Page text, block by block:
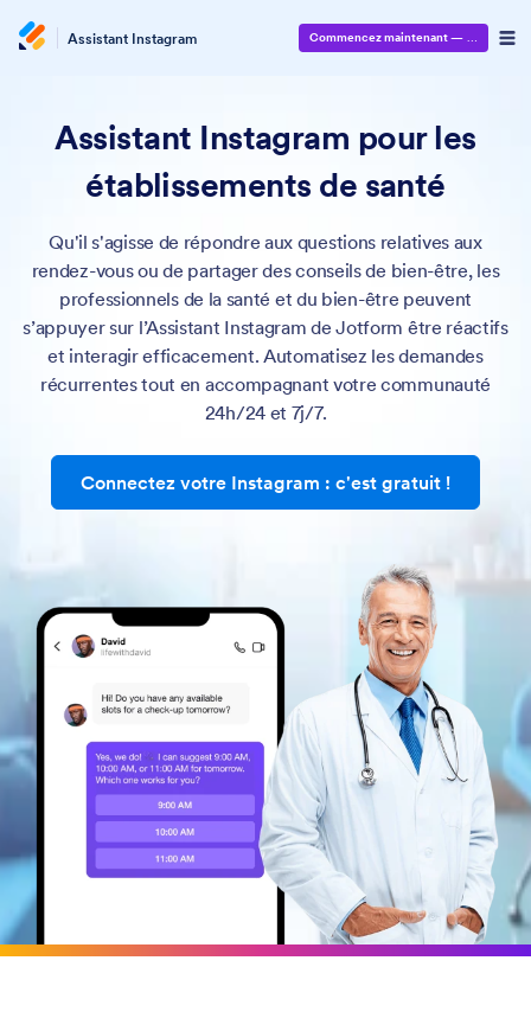
Assistant Instagram Commencez maintenant— C'est gratuit
Assistant Instagram pour les
établissements de santé
Qu'il s'agisse de répondre aux questions relatives aux
rendez-vous ou de partager des conseils de bien-être, les
professionnels de la santé et du bien-être peuvent
s’appuyer sur l’Assistant Instagram de Jotform être réactifs
et interagir efficacement. Automatisez les demandes
récurrentes tout en accompagnant votre communauté
24h/24 et 7j/7.
Connectez votre Instagram : c'est gratuit !